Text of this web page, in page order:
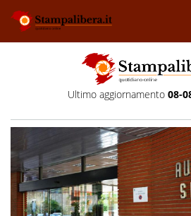
Ultimo aggiornamento 08-